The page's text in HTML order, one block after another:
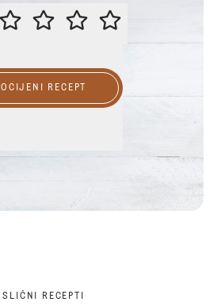
OCIJENITE OVAJ RECEPT
OCIJENI RECEPT
SLIČNI RECEPTI